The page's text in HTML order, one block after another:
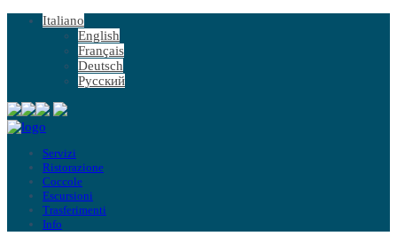
Italiano
English
Français
Deutsch
Русский
Servizi
Ristorazione
Coccole
Escursioni
Trasferimenti
Info